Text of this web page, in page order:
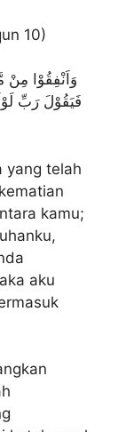
10)
وَاَنْفِقُوْا مِنْ
فَيَقُوْلَ رَبِّ
yang telah
kamu;
aku